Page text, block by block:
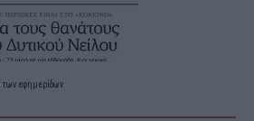
των εφημερίδων